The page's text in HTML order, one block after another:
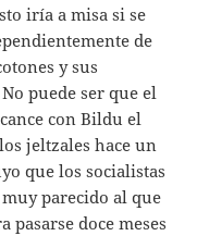
iría a misa si se
de
y sus
puede ser que el
con Bildu el
jeltzales hace un
que los socialistas
parecido al que
pasarse doce meses